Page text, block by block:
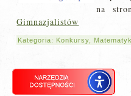
na
Gimnazjalistów
Kategoria: Konkursy